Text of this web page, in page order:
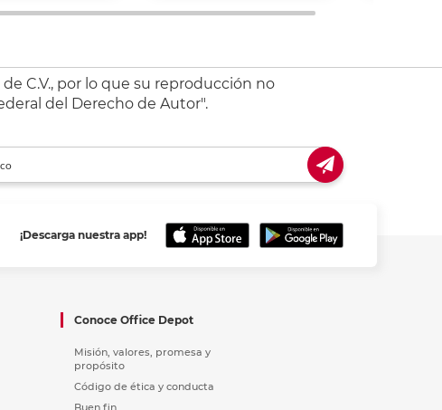
C.V., por lo que su reproducción no
del Derecho de Autor".
¡Descarga nuestra app!
Conoce Office Depot
Misión, valores, promesa y
propósito
Código de ética y conducta
Buen fin